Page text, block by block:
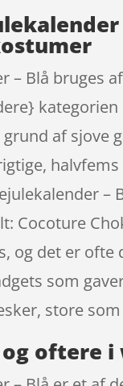
– Blå bruges
af sjove
Cocoture
og det er
som
store
oftere i